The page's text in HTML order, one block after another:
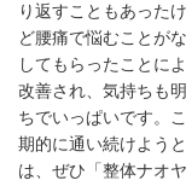
り返すこともあった
ど腰痛で悩むことが
してもらったことに
改善され、気持ちも
ちでいっぱいです。
期的に通い続けよう
は、ぜひ「整体ナオ